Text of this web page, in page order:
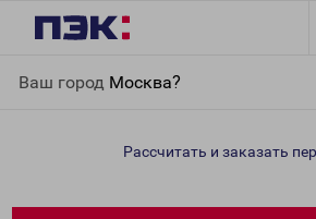
Ваш город Москва?
Уфу
Рассчитать и заказать